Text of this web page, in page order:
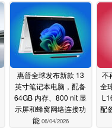
惠普全球发布新款 13
英寸笔记本电脑，配备
64GB 内存、800 nit 显
示屏和蜂窝网络连接功
能 06/04/2026
不
全
配